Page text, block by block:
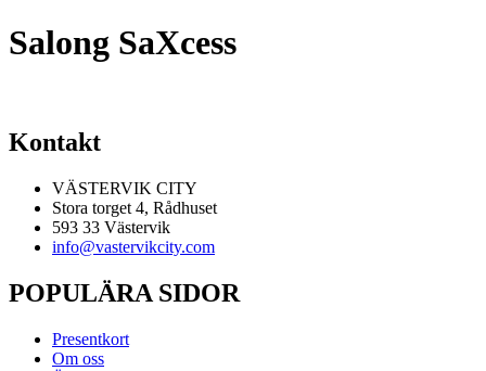
Salong SaXcess
Kontakt
VÄSTERVIK CITY
Stora torget 4, Rådhuset
593 33 Västervik
info@vastervikcity.com
POPULÄRA SIDOR
Presentkort
Om oss